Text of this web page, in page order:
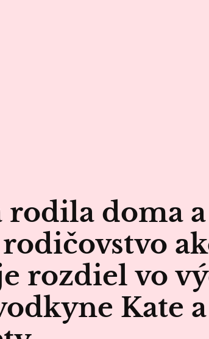
rodila doma
rozdiel vo
Kate